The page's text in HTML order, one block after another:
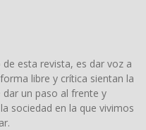
esta revista, es dar voz a
libre y crítica sientan la
dar un paso al frente y
sociedad en la que vivimos